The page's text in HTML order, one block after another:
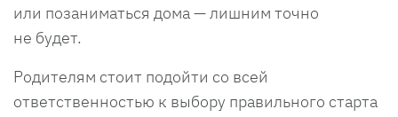
или позаниматься дома — лишним точно
не будет.
Родителям стоит подойти со всей
ответственностью к выбору правильного старта